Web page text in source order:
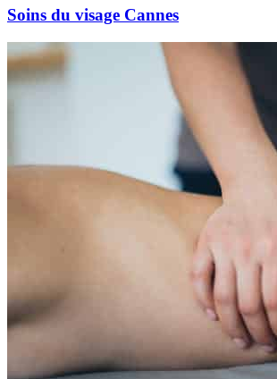
Soins du visage Cannes